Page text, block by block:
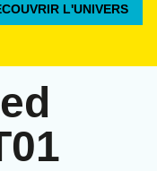
L'UNIVERS